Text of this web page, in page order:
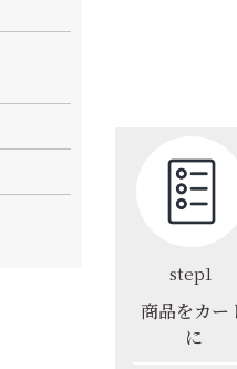
step1
商品をカー
に